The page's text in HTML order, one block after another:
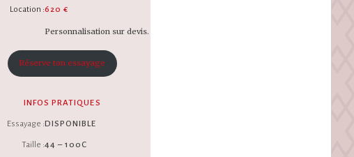
Location :620 €
Personnalisation sur devis.
Réserve ton essayage
INFOS PRATIQUES
Essayage :
Taille :
DISPONIBLE
44 – 100C